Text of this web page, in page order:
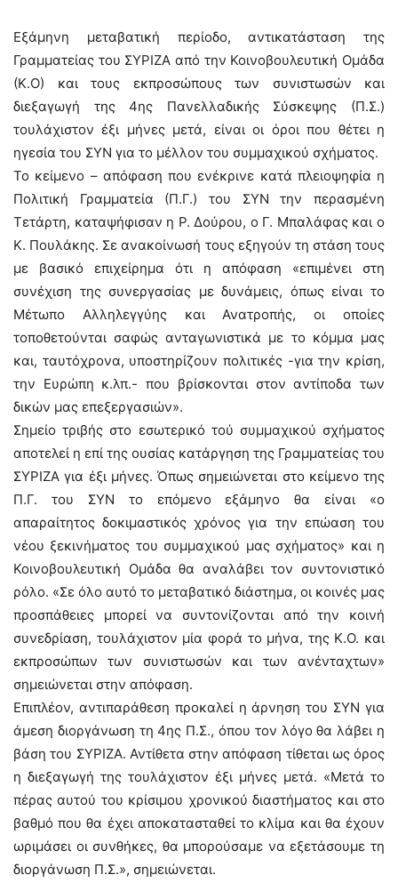
Εξάμηνη μεταβατική περίοδο, αντικατάσταση της
Γραμματείας του ΣΥΡΙΖΑ από την Κοινοβουλευτική Ομάδα
(Κ.Ο) και τους εκπροσώπους των συνιστωσών και
διεξαγωγή της 4ης Πανελλαδικής Σύσκεψης (Π.Σ.)
τουλάχιστον έξι μήνες μετά, είναι οι όροι που θέτει η
ηγεσία του ΣΥΝ για το μέλλον του συμμαχικού σχήματος.
Το κείμενο – απόφαση που ενέκρινε κατά πλειοψηφία η
Πολιτική Γραμματεία (Π.Γ.) του ΣΥΝ την περασμένη
Τετάρτη, καταψήφισαν η Ρ. Δούρου, ο Γ. Μπαλάφας και ο
Κ. Πουλάκης. Σε ανακοίνωσή τους εξηγούν τη στάση τους
με βασικό επιχείρημα ότι η απόφαση «επιμένει στη
συνέχιση της συνεργασίας με δυνάμεις, όπως είναι το
Μέτωπο Αλληλεγγύης και Ανατροπής, οι οποίες
τοποθετούνται σαφώς ανταγωνιστικά με το κόμμα μας
και, ταυτόχρονα, υποστηρίζουν πολιτικές -για την κρίση,
την Ευρώπη κ.λπ.- που βρίσκονται στον αντίποδα των
δικών μας επεξεργασιών».
Σημείο τριβής στο εσωτερικό τού συμμαχικού σχήματος
αποτελεί η επί της ουσίας κατάργηση της Γραμματείας του
ΣΥΡΙΖΑ για έξι μήνες. Όπως σημειώνεται στο κείμενο της
Π.Γ. του ΣΥΝ το επόμενο εξάμηνο θα είναι «ο
απαραίτητος δοκιμαστικός χρόνος για την επώαση του
νέου ξεκινήματος του συμμαχικού μας σχήματος» και η
Κοινοβουλευτική Ομάδα θα αναλάβει τον συντονιστικό
ρόλο. «Σε όλο αυτό το μεταβατικό διάστημα, οι κοινές μας
προσπάθειες μπορεί να συντονίζονται από την κοινή
συνεδρίαση, τουλάχιστον μία φορά το μήνα, της Κ.Ο. και
εκπροσώπων των συνιστωσών και των ανένταχτων»
σημειώνεται στην απόφαση.
Επιπλέον, αντιπαράθεση προκαλεί η άρνηση του ΣΥΝ για
άμεση διοργάνωση τη 4ης Π.Σ., όπου τον λόγο θα λάβει η
βάση του ΣΥΡΙΖΑ. Αντίθετα στην απόφαση τίθεται ως όρος
η διεξαγωγή της τουλάχιστον έξι μήνες μετά. «Μετά το
πέρας αυτού του κρίσιμου χρονικού διαστήματος και στο
βαθμό που θα έχει αποκατασταθεί το κλίμα και θα έχουν
ωριμάσει οι συνθήκες, θα μπορούσαμε να εξετάσουμε τη
διοργάνωση Π.Σ.», σημειώνεται.